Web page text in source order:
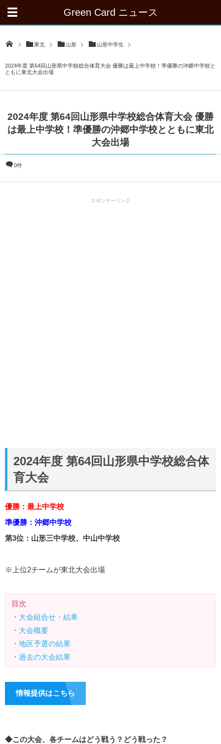
Green Card ニュース
東北 山形 山形中学生
2024年度 第64回山形県中学校総合体育大会 優勝は最上中学校！準優勝の沖郷中学校と
ともに東北大会出場
2024年度 第64回山形県中学校総合体育大会 優勝
は最上中学校！準優勝の沖郷中学校とともに東北
大会出場
0件
スポンサーリンク
2024年度 第64回山形県中学校総合体
育大会
優勝：最上中学校
準優勝：沖郷中学校
第3位：山形三中学校、中山中学校
※上位2チームが東北大会出場
目次
・ 大会組合せ・結果
・ 大会概要
・ 地区予選の結果
・ 過去の大会結果
情報提供はこちら
◆この大会、各チームはどう戦う？どう戦った？